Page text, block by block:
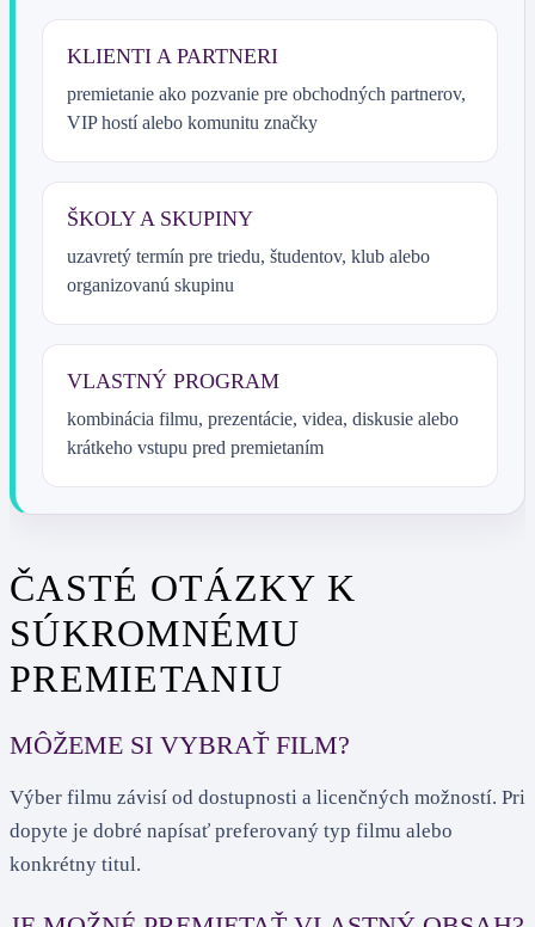
KLIENTI A PARTNERI
premietanie ako pozvanie pre obchodných partnerov,
VIP hostí alebo komunitu značky
ŠKOLY A SKUPINY
uzavretý termín pre triedu, študentov, klub alebo
organizovanú skupinu
VLASTNÝ PROGRAM
kombinácia filmu, prezentácie, videa, diskusie alebo
krátkeho vstupu pred premietaním
ČASTÉ OTÁZKY K
SÚKROMNÉMU
PREMIETANIU
MÔŽEME SI VYBRAŤ FILM?
Výber filmu závisí od dostupnosti a licenčných možností. Pri
dopyte je dobré napísať preferovaný typ filmu alebo
konkrétny titul.